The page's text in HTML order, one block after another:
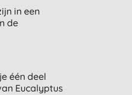
in een
de
één deel
Eucalyptus